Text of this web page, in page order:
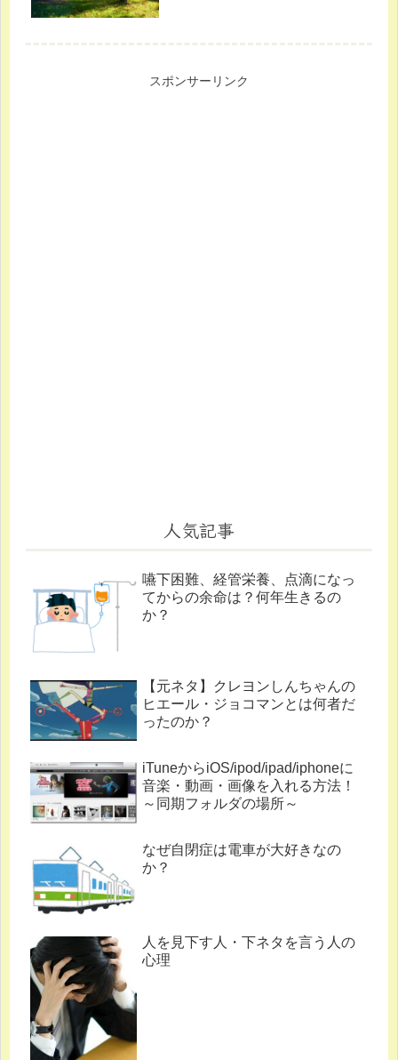
スポンサーリンク
人気記事
嚥下困難、経管栄養、点滴になっ
てからの余命は？何年生きるの
か？
【元ネタ】クレヨンしんちゃんの
ヒエール・ジョコマンとは何者だ
ったのか？
iTuneからiOS/ipod/ipad/iphoneに
音楽・動画・画像を入れる方法！
～同期フォルダの場所～
なぜ自閉症は電車が大好きなの
か？
人を見下す人・下ネタを言う人の
心理